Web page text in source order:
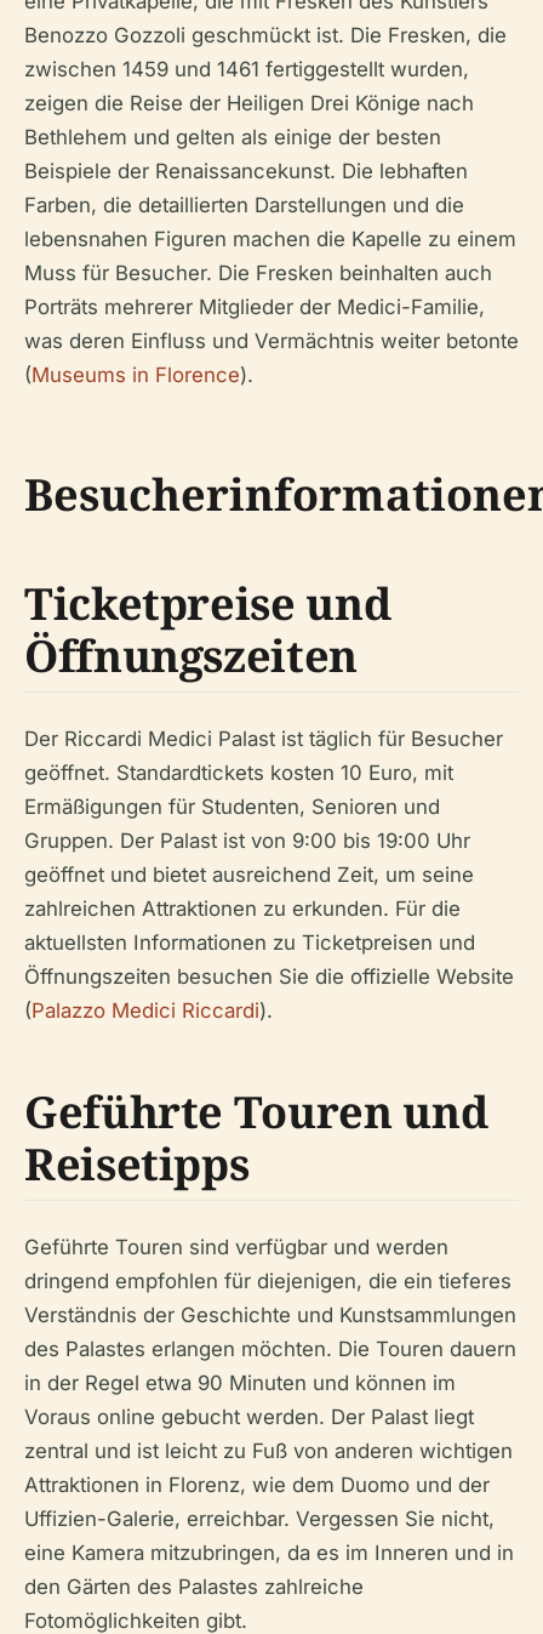
Benozzo Gozzoli geschmückt ist. Die Fresken, die
zwischen 1459 und 1461 fertiggestellt wurden,
zeigen die Reise der Heiligen Drei Könige nach
Bethlehem und gelten als einige der besten
Beispiele der Renaissancekunst. Die lebhaften
Farben, die detaillierten Darstellungen und die
lebensnahen Figuren machen die Kapelle zu einem
Muss für Besucher. Die Fresken beinhalten auch
Porträts mehrerer Mitglieder der Medici-Familie,
was deren Einfluss und Vermächtnis weiter betonte
(Museums in Florence).
Ticketpreise und
Öffnungszeiten
Der Riccardi Medici Palast ist täglich für Besucher
geöffnet. Standardtickets kosten 10 Euro, mit
Ermäßigungen für Studenten, Senioren und
Gruppen. Der Palast ist von 9:00 bis 19:00 Uhr
geöffnet und bietet ausreichend Zeit, um seine
zahlreichen Attraktionen zu erkunden. Für die
aktuellsten Informationen zu Ticketpreisen und
Öffnungszeiten besuchen Sie die offizielle Website
(Palazzo Medici Riccardi).
Geführte Touren und
Reisetipps
Geführte Touren sind verfügbar und werden
dringend empfohlen für diejenigen, die ein tieferes
Verständnis der Geschichte und Kunstsammlungen
des Palastes erlangen möchten. Die Touren dauern
in der Regel etwa 90 Minuten und können im
Voraus online gebucht werden. Der Palast liegt
zentral und ist leicht zu Fuß von anderen wichtigen
Attraktionen in Florenz, wie dem Duomo und der
Uffizien-Galerie, erreichbar. Vergessen Sie nicht,
eine Kamera mitzubringen, da es im Inneren und in
den Gärten des Palastes zahlreiche
Fotomöglichkeiten gibt.